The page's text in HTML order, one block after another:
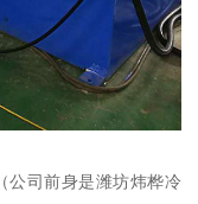
公司前身是潍坊炜桦冷